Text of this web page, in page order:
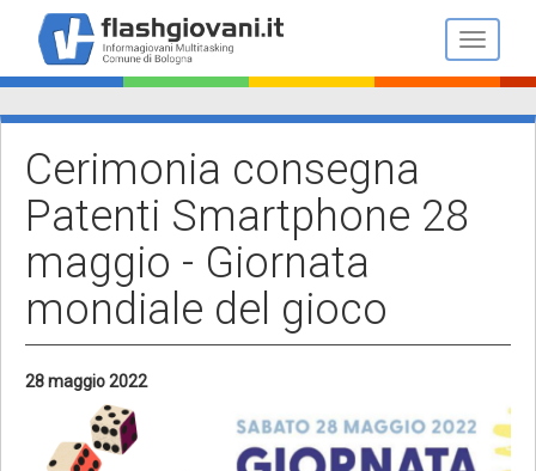
contenuto
principale
Toggle
Cerimonia consegna
Patenti Smartphone 28
maggio - Giornata
mondiale del gioco
28 maggio 2022